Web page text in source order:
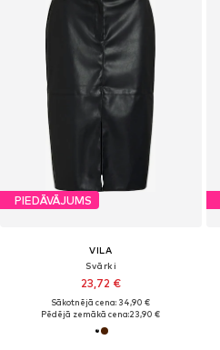
PIEDĀVĀJUMS
VILA
Svārki
23,72 €
Sākotnējā cena: 34,90 €
Pēdējā zemākā cena:23,90 €